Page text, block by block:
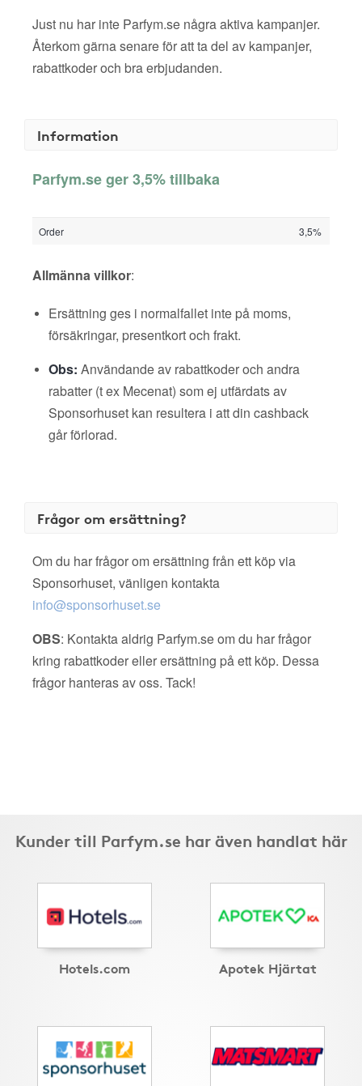
Just nu har inte Parfym.se några aktiva kampanjer.
Återkom gärna senare för att ta del av kampanjer,
rabattkoder och bra erbjudanden.
Information
Parfym.se ger 3,5% tillbaka
Order 3,5%
Allmänna villkor:
Ersättning ges i normalfallet inte på moms,
försäkringar, presentkort och frakt.
Obs: Användande av rabattkoder och andra
rabatter (t ex Mecenat) som ej utfärdats av
Sponsorhuset kan resultera i att din cashback
går förlorad.
Frågor om ersättning?
Om du har frågor om ersättning från ett köp via
Sponsorhuset, vänligen kontakta
info@sponsorhuset.se
OBS: Kontakta aldrig Parfym.se om du har frågor
kring rabattkoder eller ersättning på ett köp. Dessa
frågor hanteras av oss. Tack!
Kunder till Parfym.se har även handlat här
Hotels.com Apotek Hjärtat